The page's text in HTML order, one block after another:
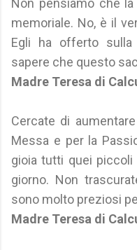
Non pensiamo che
memoriale. No, è il
Egli ha offerto
sapere che questo
Madre Teresa di
Cercate di
Messa e per la
gioia tutti quei
giorno. Non
sono molto preziosi
Madre Teresa di